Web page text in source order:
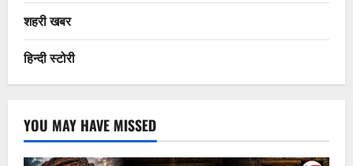
शहरी खबर
हिन्दी स्टोरी
YOU MAY HAVE MISSED